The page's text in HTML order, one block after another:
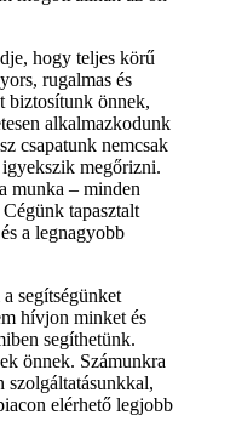
hogy teljes körű
rugalmas és
biztosítunk önnek,
alkalmazkodunk
csapatunk nemcsak
megőrizni.
munka – minden
tapasztalt
a legnagyobb
segítségünket
hívjon minket és
segíthetünk.
önnek. Számunkra
szolgáltatásunkkal,
elérhető legjobb